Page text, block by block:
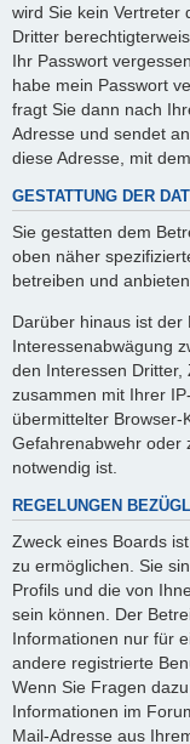
wird Sie kein Vertreter
Dritter
Ihr Passwort
habe mein Passwort
fragt Sie dann nach
Adresse und sendet
diese Adresse, mit
GESTATTUNG DER
Sie gestatten dem
oben näher
betreiben und
Darüber hinaus ist
Interessenabwägung
den Interessen Dritter,
zusammen mit Ihrer
übermittelter
Gefahrenabwehr oder
notwendig ist.
REGELUNGEN
Zweck eines Boards
zu ermöglichen. Sie
Profils und die von
sein können. Der
Informationen nur für
andere registrierte
Wenn Sie Fragen
Informationen im
Mail-Adresse aus